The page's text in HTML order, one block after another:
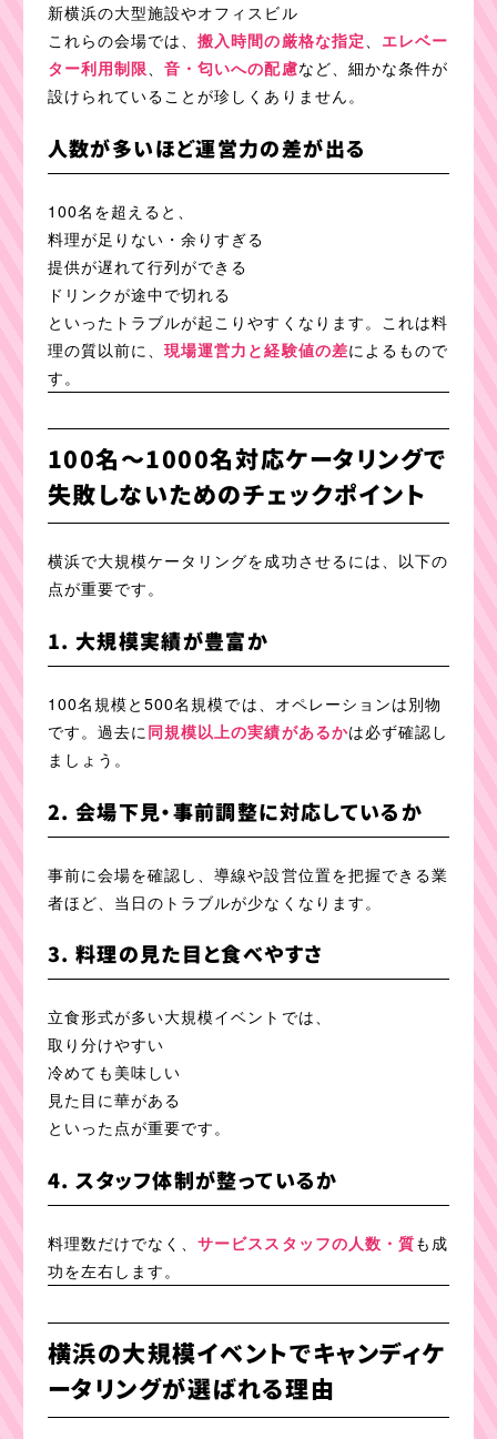
新横浜の大型施設やオフィスビル
これらの会場では、搬入時間の厳格な指定、 エレベー
ター利用制限、音・匂いへの配慮など、細かな条件が
設けられていることが珍しくありません。
人数が多いほど運営力の差が出る
100名を超えると、
料理が足りない・余りすぎる
提供が遅れて行列ができる
ドリンクが途中で切れる
といったトラブルが起こりやすくなります。これは料
理の質以前に、現場運営力と経験値の差によるもので
す。
100名〜1000名対応ケータリングで
失敗しないためのチェックポイント
横浜で大規模ケータリングを成功させるには、以下の
点が重要です。
1. 大規模実績が豊富か
100名規模と500名規模では、オペレーションは別物
です。過去に 同規模以上の実績があるかは必ず確認し
ましょう。
2. 会場下見・事前調整に対応しているか
事前に会場を確認し、導線や設営位置を把握できる業
者ほど、当日のトラブルが少なくなります。
3. 料理の見た目と食べやすさ
立食形式が多い大規模イベントでは、
取り分けやすい
冷めても美味しい
見た目に華がある
といった点が重要です。
4. スタッフ体制が整っているか
料理数だけでなく、サービススタッフの人数・質も成
功を左右します。
横浜の大規模イベントでキャンディケ
ータリングが選ばれる理由